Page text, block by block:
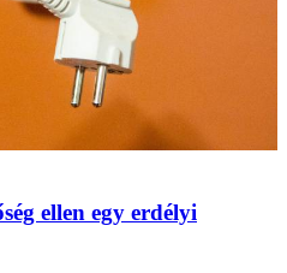
ellen egy erdélyi